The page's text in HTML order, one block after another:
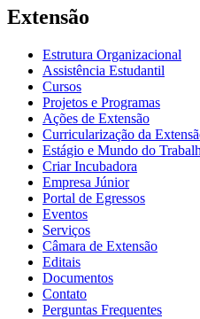
Extensão
Estrutura Organizacional
Assistência Estudantil
Cursos
Projetos e Programas
Ações de Extensão
Curricularização da
Estágio e Mundo do
Criar Incubadora
Empresa Júnior
Portal de Egressos
Eventos
Serviços
Câmara de Extensão
Editais
Documentos
Contato
Perguntas Frequentes